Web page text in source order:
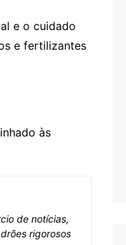
e o cuidado
e fertilizantes
às
de notícias,
rigorosos